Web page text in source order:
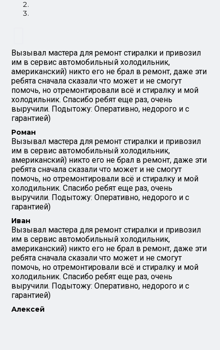
Вызывал мастера для ремонт стиралки и привозил
им в сервис автомобильный холодильник,
американский) никто его не брал в ремонт, даже эти
ребята сначала сказали что может и не смогут
помочь, но отремонтировали всё и стиралку и мой
холодильник. Спасибо ребят еще раз, очень
выручили. Подытожу: Оперативно, недорого и с
гарантией)
Роман
Вызывал мастера для ремонт стиралки и привозил
им в сервис автомобильный холодильник,
американский) никто его не брал в ремонт, даже эти
ребята сначала сказали что может и не смогут
помочь, но отремонтировали всё и стиралку и мой
холодильник. Спасибо ребят еще раз, очень
выручили. Подытожу: Оперативно, недорого и с
гарантией)
Иван
Вызывал мастера для ремонт стиралки и привозил
им в сервис автомобильный холодильник,
американский) никто его не брал в ремонт, даже эти
ребята сначала сказали что может и не смогут
помочь, но отремонтировали всё и стиралку и мой
холодильник. Спасибо ребят еще раз, очень
выручили. Подытожу: Оперативно, недорого и с
гарантией)
Алексей